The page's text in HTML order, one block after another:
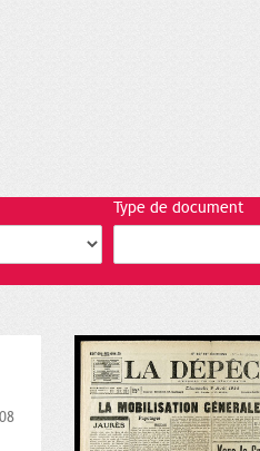
Type de document